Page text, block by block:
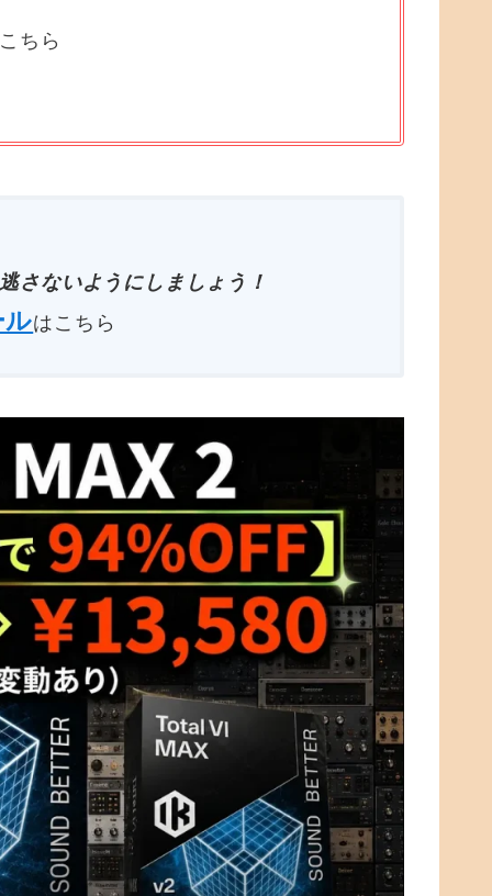
ちら
さないようにしましょう！
はこちら